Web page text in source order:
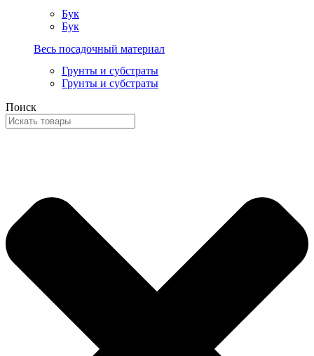
Бук
Бук
Весь посадочный материал
Грунты и субстраты
Грунты и субстраты
Поиск